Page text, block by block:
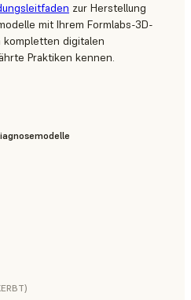
zur Herstellung
mit Ihrem Formlabs-3D-
kompletten digitalen
Praktiken kennen.